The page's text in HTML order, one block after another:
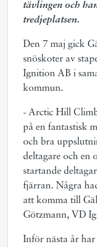
tävlingen och
tredjeplatsen.
Den 7 maj gick
snöskoter av
Ignition AB i
kommun.
- Arctic Hill
på en fantastisk
och bra
deltagare och en
startande
fjärran. Några
att komma till
Götzmann, VD
Inför nästa år